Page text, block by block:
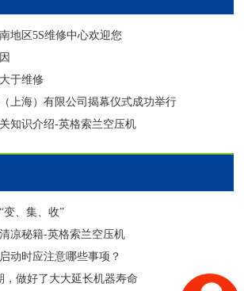
地区5S维修中心欢迎您
于维修
上海）有限公司揭幕仪式成功举行
知识介绍-英格索兰空压机
变、集、收”
凉秘籍-英格索兰空压机
动时应注意哪些事项？
，做好了大大延长机器寿命